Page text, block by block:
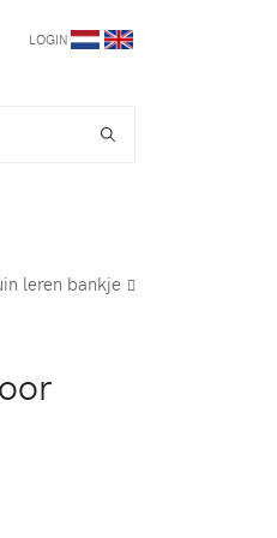
LOGIN
leren bankje